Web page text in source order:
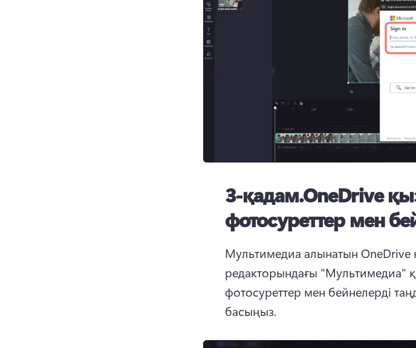
3-қадам.OneDrive
фотосуреттер мен
Мультимедиа алынатын OneDrive
редакторындағы "Мультимедиа"
фотосуреттер мен бейнелерді
басыңыз.